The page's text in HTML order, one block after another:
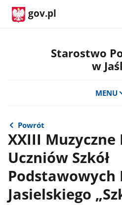
gov.pl
Starostwo
w
MENU
Powrót
XXIII Muzyczne
Uczniów Szkół
Podstawowych
Jasielskiego